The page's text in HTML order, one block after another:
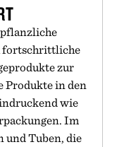
fortschrittliche
zur
Produkte in den
wie
Im
und Tuben, die